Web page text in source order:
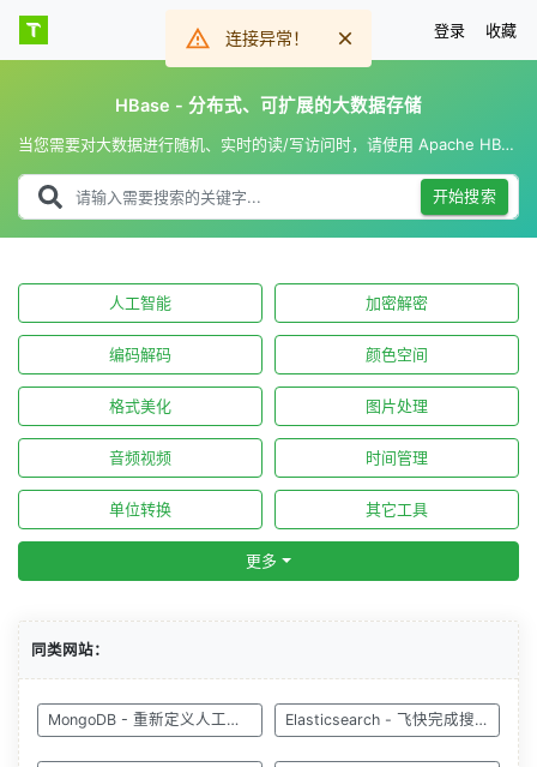
登录 收藏
HBase - 分布式、可扩展的大数据存储
当您需要对大数据进行随机、实时的读/写访问时，请使用 Apache HBase ® 。该项目的目标是在商用硬件集群之上托管非常大的表（数十亿行 x 数百万列）。
开始搜索
人工智能 加密解密
编码解码 颜色空间
格式美化 图片处理
音频视频 时间管理
单位转换 其它工具
更多
同类网站：
MongoDB - 重新定义人工智能时代的数据库 Elasticsearch - 飞快完成搜索，微调相关性
连接异常！